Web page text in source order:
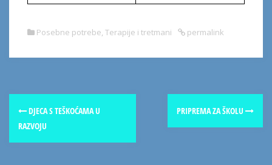
Posebne potrebe, Terapije i tretmani permalink
DJECA S TEŠKOĆAMA U
RAZVOJU
PRIPREMA ZA ŠKOLU